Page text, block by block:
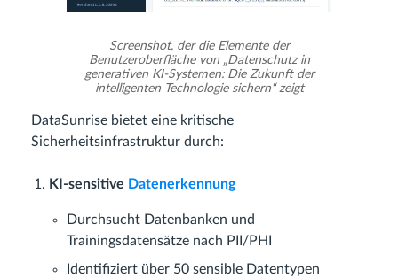
Screenshot, der die Elemente der
Benutzeroberfläche von „Datenschutz in
generativen KI-Systemen: Die Zukunft der
intelligenten Technologie sichern“ zeigt
DataSunrise bietet eine kritische
Sicherheitsinfrastruktur durch:
KI-sensitive Datenerkennung
Durchsucht Datenbanken und
Trainingsdatensätze nach PII/PHI
Identifiziert über 50 sensible Datentypen